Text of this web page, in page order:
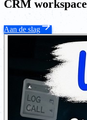
CRM workspace
Aan de slag